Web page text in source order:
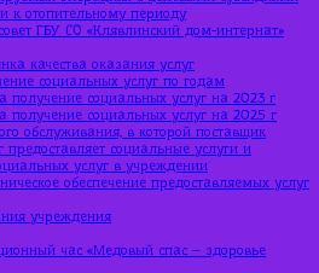
к отопительному периоду
ГБУ СО «Клявлинский дом-интернат»
качества оказания услуг
социальных услуг по годам
получение социальных услуг на 2023 г
получение социальных услуг на 2025 г
обслуживания, в которой поставщик
предоставляет социальные услуги и
услуг в учреждении
обеспечение предоставляемых услуг
учреждения
час «Медовый спас – здоровье